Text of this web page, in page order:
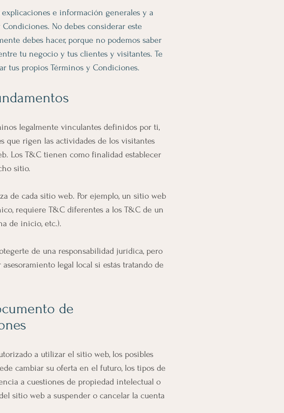
e información generales y a
No debes considerar este
debes hacer, porque no podemos saber
tu negocio y tus clientes y visitantes. Te
tus propios Términos y Condiciones.
legalmente vinculantes definidos por ti,
que rigen las actividades de los visitantes
Los T&C tienen como finalidad establecer
sitio.
de cada sitio web. Por ejemplo, un sitio web
requiere T&C diferentes a los T&C de un
de inicio, etc.).
de una responsabilidad jurídica, pero
legal local si estás tratando de
de
a utilizar el sitio web, los posibles
cambiar su oferta en el futuro, los tipos de
a cuestiones de propiedad intelectual o
sitio web a suspender o cancelar la cuenta